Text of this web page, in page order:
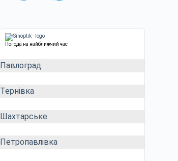
Погода на найближчий час
Павлоград
Тернівка
Шахтарське
Петропавлівка